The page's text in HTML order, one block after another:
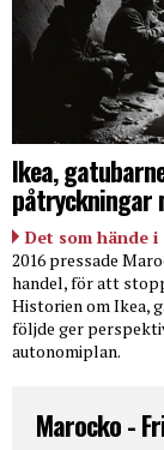
Ikea,
påtryckningar
Det som hände i
2016 pressade
handel, för att
Historien om Ikea,
följde ger
autonomiplan.
Marocko -